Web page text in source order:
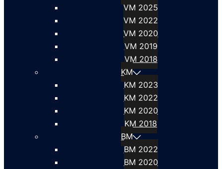
VM 2025
VM 2022
VM 2020
VM 2019
VM 2018
KM
KM 2023
KM 2022
KM 2020
KM 2018
BM
BM 2022
BM 2020